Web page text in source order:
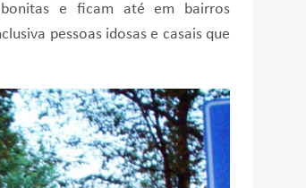
e ficam até em bairros
pessoas idosas e casais que